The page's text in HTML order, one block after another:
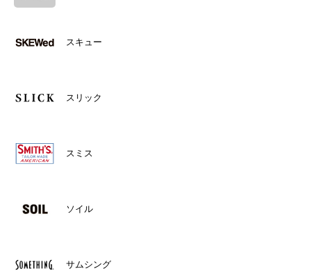
スキュー
スリック
スミス
ソイル
サムシング